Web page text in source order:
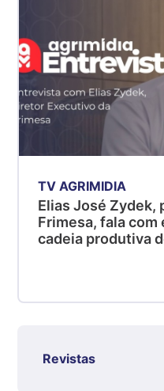
Suíno - Estadual
MG
R$ 5,05
kg
Suíno - Estadual
R$ 4,53
kg
Suíno - Estadual
SC
R$ 4,48
RS
Ovo Branco - Regional
TV AGRIMIDIA
Elias José Zydek,
Frimesa, fala
cadeia produtiva
Revistas